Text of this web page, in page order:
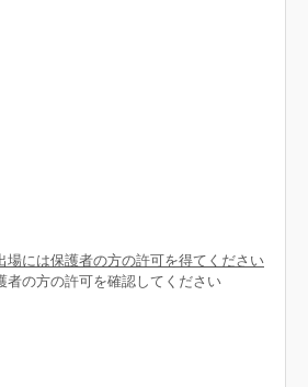
場には保護者の方の許可を得てください
の方の許可を確認してください